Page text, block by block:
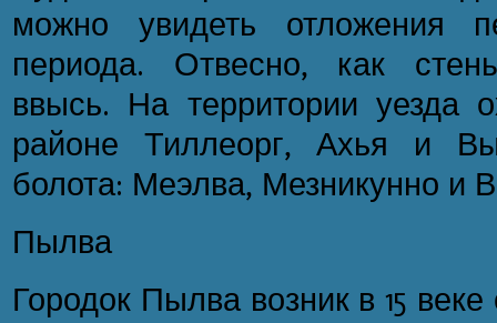
можно увидеть отложения
периода. Отвесно, как
ввысь. На территории уезда
районе Тиллеорг, Ахья и
болота: Меэлва, Мезникунно и
Пылва
Городок Пылва возник в 15